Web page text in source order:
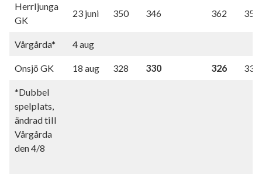
Herrljunga
GK
23 juni 350 346 362 351
Vårgårda* 4 aug
Onsjö GK 18 aug 328 330 326 331
*Dubbel
spelplats,
ändrad till
Vårgårda
den 4/8